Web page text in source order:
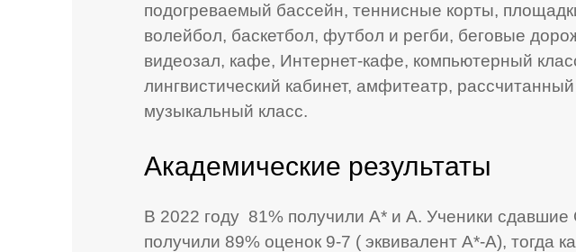
подогреваемый бассейн, теннисные корты,
волейбол, баскетбол, футбол и регби, беговые
видеозал, кафе, Интернет-кафе, компьютерный
лингвистический кабинет, амфитеатр,
музыкальный класс.
Академические результаты
В 2022 году 81% получили A* и A. Ученики сдавшие
получили 89% оценок 9-7 ( эквивалент А*-А), тогда